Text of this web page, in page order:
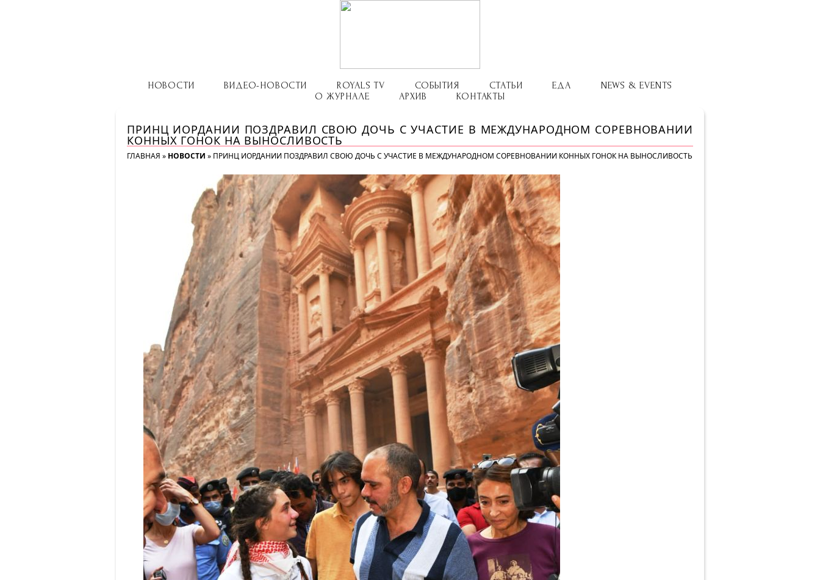
НОВОСТИ ВИДЕО-НОВОСТИ ROYALS TV СОБЫТИЯ СТАТЬИ ЕДА
NEWS & EVENTS
О ЖУРНАЛЕ
АРХИВ КОНТАКТЫ
ПРИНЦ ИОРДАНИИ ПОЗДРАВИЛ СВОЮ ДОЧЬ С УЧАСТИЕ В МЕЖДУНАРОДНОМ СОРЕВНОВАНИИ
КОННЫХ ГОНОК НА ВЫНОСЛИВОСТЬ
ГЛАВНАЯ » НОВОСТИ » ПРИНЦ ИОРДАНИИ ПОЗДРАВИЛ СВОЮ ДОЧЬ С УЧАСТИЕ В МЕЖДУНАРОДНОМ СОРЕВНОВАНИИ КОННЫХ ГОНОК НА ВЫНОСЛИВОСТЬ